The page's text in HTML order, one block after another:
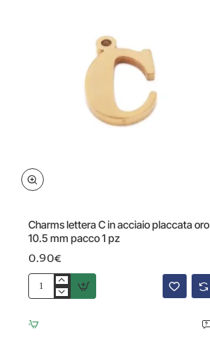
Charms lettera C in acciaio placcata oro
10.5 mm pacco 1 pz
0.90€
Charms
C
in